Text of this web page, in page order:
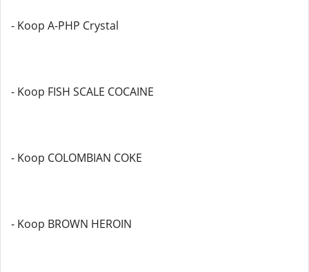
- Koop A-PHP Crystal
- Koop FISH SCALE COCAINE
- Koop COLOMBIAN COKE
- Koop BROWN HEROIN